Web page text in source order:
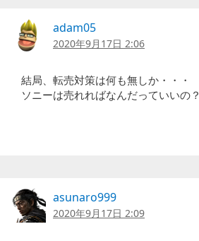
adam05
2020年9月17日 2:06
結局、転売対策は何も無しか・・・
ソニーは売れればなんだっていいの？
asunaro999
2020年9月17日 2:09